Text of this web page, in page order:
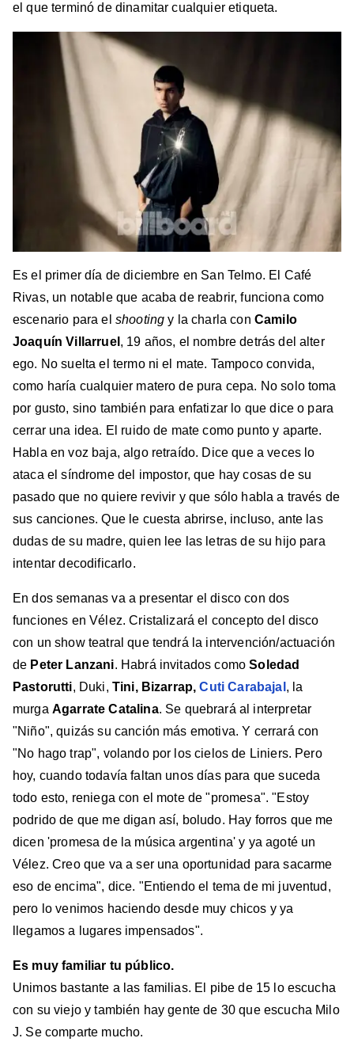
el que terminó de dinamitar cualquier etiqueta.
Es el primer día de diciembre en San Telmo. El Café
Rivas, un notable que acaba de reabrir, funciona como
escenario para el shootingy la charla con Camilo
Joaquín Villarruel , 19 años, el nombre detrás del alter
ego. No suelta el termo ni el mate. Tampoco convida,
como haría cualquier matero de pura cepa. No solo toma
por gusto, sino también para enfatizar lo que dice o para
cerrar una idea. El ruido de mate como punto y aparte.
Habla en voz baja, algo retraído. Dice que a veces lo
ataca el síndrome del impostor, que hay cosas de su
pasado que no quiere revivir y que sólo habla a través de
sus canciones. Que le cuesta abrirse, incluso, ante las
dudas de su madre, quien lee las letras de su hijo para
intentar decodificarlo.
En dos semanas va a presentar el disco con dos
funciones en Vélez. Cristalizará el concepto del disco
con un show teatral que tendrá la intervención/actuación
de Peter Lanzani. Habrá invitados comoSoledad
Pastorutti, Duki, Tini, Bizarrap,Cuti Carabajal , la
murga Agarrate Catalina. Se quebrará al interpretar
"Niño", quizás su canción más emotiva. Y cerrará con
"No hago trap", volando por los cielos de Liniers. Pero
hoy, cuando todavía faltan unos días para que suceda
todo esto, reniega con el mote de "promesa". "Estoy
podrido de que me digan así, boludo. Hay forros que me
dicen 'promesa de la música argentina' y ya agoté un
Vélez. Creo que va a ser una oportunidad para sacarme
eso de encima", dice. "Entiendo el tema de mi juventud,
pero lo venimos haciendo desde muy chicos y ya
llegamos a lugares impensados".
Es muy familiar tu público.
Unimos bastante a las familias. El pibe de 15 lo escucha
con su viejo y también hay gente de 30 que escucha Milo
J. Se comparte mucho.